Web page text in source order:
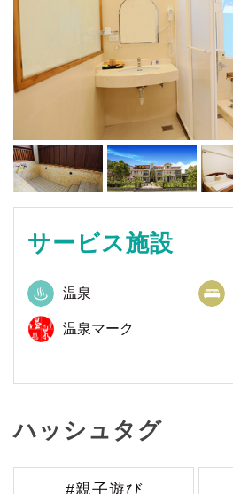
サービス施設
温泉
温泉マーク
ハッシュタグ
#親子遊び